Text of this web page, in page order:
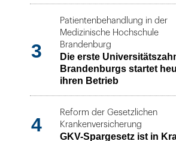
3
Patientenbehandlung in der
Medizinische Hochschule
Brandenburg
Die erste
Brandenburgs startet
ihren Betrieb
4
Reform der Gesetzlichen
Krankenversicherung
GKV-Spargesetz ist in